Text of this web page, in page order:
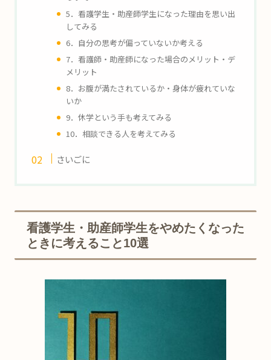
5．看護学生・助産師学生になった理由を思い出
してみる
6．自分の思考が偏っていないか考える
7．看護師・助産師になった場合のメリット・デ
メリット
8．お腹が満たされているか・身体が疲れていな
いか
9．休学という手も考えてみる
10．相談できる人を考えてみる
さいごに
看護学生・助産師学生をやめたくなった
ときに考えること10選